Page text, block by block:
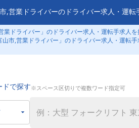
,営業ドライバーのドライバー求人・運転
業ドライバー」のドライバー求人・運転手求人を
市,営業ドライバー」のドライバー求人・運転手
ドで探す※スペース区切りで複数ワード指定可